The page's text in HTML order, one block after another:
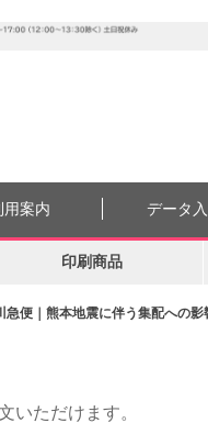
急便｜熊本地震に伴う集配への
用案内 データ
印刷商品
いただけます。